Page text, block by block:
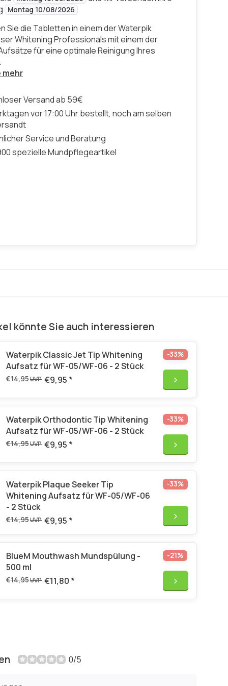
Montag 10/08/2026
Sie die Tabletten in einem der Waterpik
Whitening Professionals mit einem der
für eine optimale Reinigung Ihres
mehr
Versand ab 59€
vor 17:00 Uhr bestellt, noch am selben
Service und Beratung
spezielle Mundpflegeartikel
könnte Sie auch interessieren
Waterpik Classic Jet Tip Whitening
Aufsatz für WF-05/WF-06 - 2 Stück
€14,95UVP €9,95 *
-33%
Waterpik Orthodontic Tip Whitening
Aufsatz für WF-05/WF-06 - 2 Stück
€14,95UVP €9,95 *
-33%
Waterpik Plaque Seeker Tip
Whitening Aufsatz für WF-05/WF-06
- 2 Stück
€14,95UVP €9,95 *
-33%
BlueM Mouthwash Mundspülung -
500 ml
€14,95UVP €11,80 *
-21%
0/5